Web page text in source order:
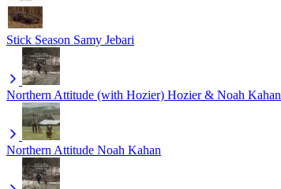
Stick Season Samy Jebari
Northern Attitude (with Hozier) Hozier & Noah Kahan
Northern Attitude Noah Kahan